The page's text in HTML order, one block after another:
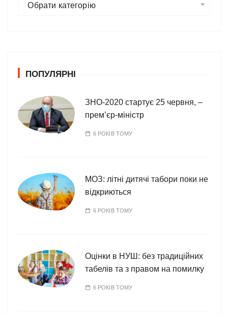
р
Обрати категорію
ПОПУЛЯРНІ
ЗНО-2020 стартує 25 червня, –
прем’єр-міністр
6 РОКІВ ТОМУ
МОЗ: літні дитячі табори поки не
відкриються
6 РОКІВ ТОМУ
Оцінки в НУШ: без традиційних
табелів та з правом на помилку
6 РОКІВ ТОМУ